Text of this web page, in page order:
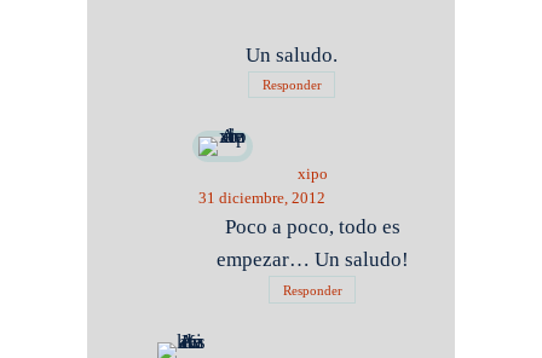
Un saludo.
Responder
xipo
31 diciembre, 2012
Poco a poco, todo es
empezar… Un saludo!
Responder